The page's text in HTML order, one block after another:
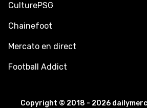
CulturePSG
Chainefoot
Mercato en direct
Football Addict
Copyright © 2018 - 2026